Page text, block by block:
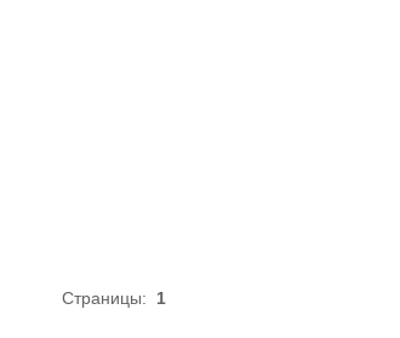
Страницы: 1